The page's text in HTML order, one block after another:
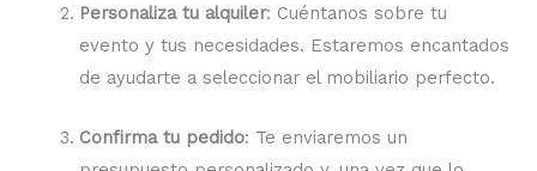
Personaliza tu alquiler: Cuéntanos sobre tu
evento y tus necesidades. Estaremos encantados
de ayudarte a seleccionar el mobiliario perfecto.
Confirma tu pedido: Te enviaremos un